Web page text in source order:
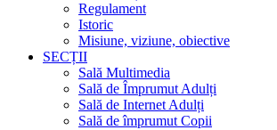
Regulament
Istoric
Misiune, viziune, obiective
SECȚII
Sală Multimedia
Sală de Împrumut Adulți
Sală de Internet Adulți
Sală de împrumut Copii